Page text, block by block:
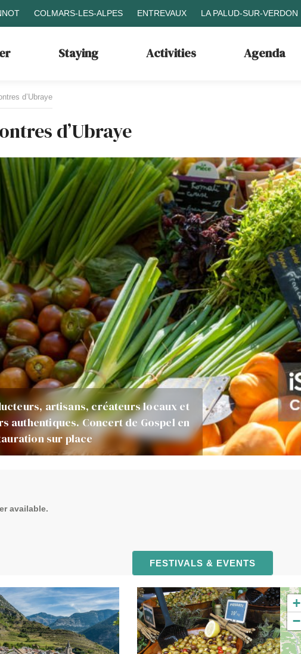
COLMARS-LES-ALPES ENTREVAUX LA PALUD-SUR-VERDON
Staying Activities Agenda
d’Ubraye
d’Ubraye
artisans, créateurs locaux et
authentiques. Concert de Gospel en
sur place
available.
FESTIVALS & EVENTS
atmosphere for a whole
concerts, dances,
competitions, children's
country meals
A l'occasion du passage du
tour de France féminin le
marché du samedi se tiendra
toute la journée.
+
−